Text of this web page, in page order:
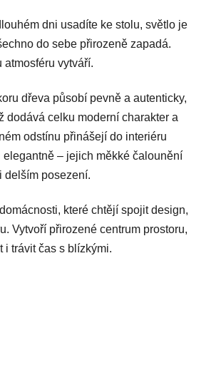
dni usadíte ke stolu, světlo je
do sebe přirozeně zapadá.
atmosféru vytváří.
dřeva působí pevně a autenticky,
dodává celku moderní charakter a
odstínu přinášejí do interiéru
– jejich měkké čalounění
delším posezení.
které chtějí spojit design,
Vytvoří přirozené centrum prostoru,
i trávit čas s blízkými.